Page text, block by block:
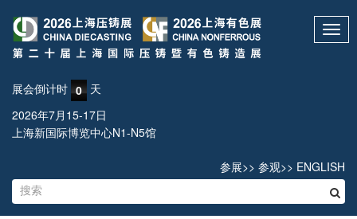
展会倒计时 0 天
2026年7月15-17日
上海新国际博览中心N1-N5馆
参展>> 参观>> ENGLISH